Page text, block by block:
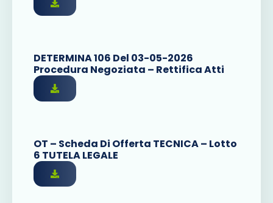
DETERMINA 106 Del 03-05-2026
Procedura Negoziata – Rettifica Atti
OT – Scheda Di Offerta TECNICA – Lotto
6 TUTELA LEGALE